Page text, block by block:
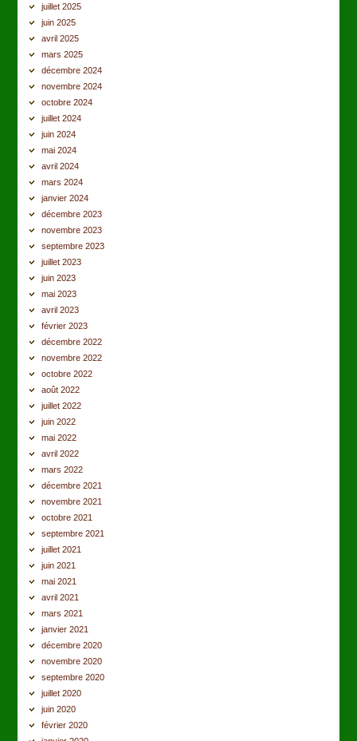
juillet 2025
juin 2025
avril 2025
mars 2025
décembre 2024
novembre 2024
octobre 2024
juillet 2024
juin 2024
mai 2024
avril 2024
mars 2024
janvier 2024
décembre 2023
novembre 2023
septembre 2023
juillet 2023
juin 2023
mai 2023
avril 2023
février 2023
décembre 2022
novembre 2022
octobre 2022
août 2022
juillet 2022
juin 2022
mai 2022
avril 2022
mars 2022
décembre 2021
novembre 2021
octobre 2021
septembre 2021
juillet 2021
juin 2021
mai 2021
avril 2021
mars 2021
janvier 2021
décembre 2020
novembre 2020
septembre 2020
juillet 2020
juin 2020
février 2020